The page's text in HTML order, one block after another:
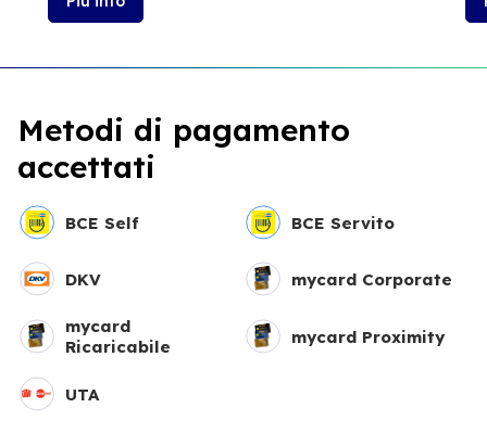
Metodi di pagamento
accettati
BCE Self BCE Servito
DKV mycard Corporate
mycard
Ricaricabile
mycard Proximity
UTA